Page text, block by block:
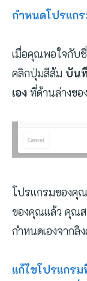
กำหนดโปรแก
เมื่อคุณพอใจกับ
คลิกปุ่มสีส้ม บัน
เอง ที่ด้านล่างขอ
โปรแกรมของคุ
ของคุณแล้ว คุณส
กำหนดเองจากลิ
แก้ไขโปรแกรม